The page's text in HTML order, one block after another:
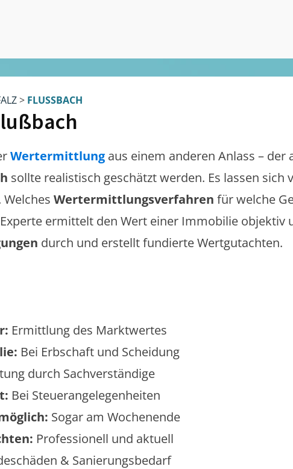
> FLUSSBACH
Wertermittlung aus einem anderen Anlass – der
sollte realistisch geschätzt werden. Es lassen sich
Wertermittlungsverfahren für welche
ermittelt den Wert einer Immobilie objektiv
durch und erstellt fundierte Wertgutachten.
Ermittlung des Marktwertes
Bei Erbschaft und Scheidung
durch Sachverständige
Bei Steuerangelegenheiten
Sogar am Wochenende
Professionell und aktuell
& Sanierungsbedarf